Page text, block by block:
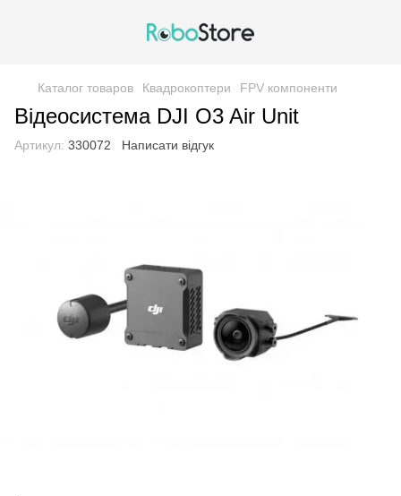
Каталог товаров Квадрокоптери FPV компоненти
Відеосистема DJI O3 Air Unit
Артикул: 330072 Написати відгук